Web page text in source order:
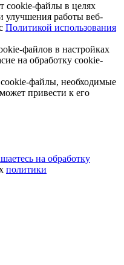
cookie-файлы в целях
улучшения работы веб-
Политикой использования
файлов в настройках
на обработку cookie-
файлы, необходимые
привести к его
на обработку
политики